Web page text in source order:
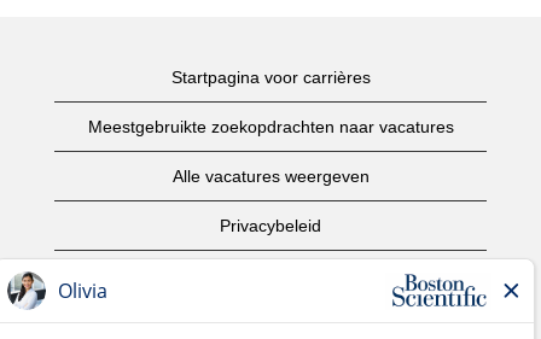
Startpagina voor carrières
Meestgebruikte zoekopdrachten naar vacatures
Alle vacatures weergeven
Privacybeleid
Copyright informatie